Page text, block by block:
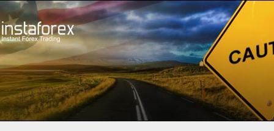
مقابلہ جات BMW X6